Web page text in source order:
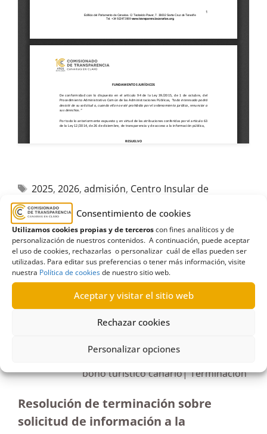
Consentimiento de cookies
Utilizamos cookies propias y de terceroscon fines analíticos y de
personalización de nuestros contenidos. A continuación, puede aceptar
el uso de cookies, rechazarlas o personalizar cuál de ellas pueden ser
utilizadas. Para editar sus preferencias o tener más información, visite
nuestra Política de cookiesde nuestro sitio web.
Aceptar y visitar el sitio web
Rechazar cookies
Personalizar opciones
2025, 2026, admisión, Centro Insular de
Enseñanzas Musicales
Lanzarote,plazas
R444/2021
29/09/2022
Solicitud de información a la Consejería de
Turismo, Industria y Comercio sobre el sorteo del
bono turístico canario| Terminación
Resolución de terminación sobre
solicitud de información a la